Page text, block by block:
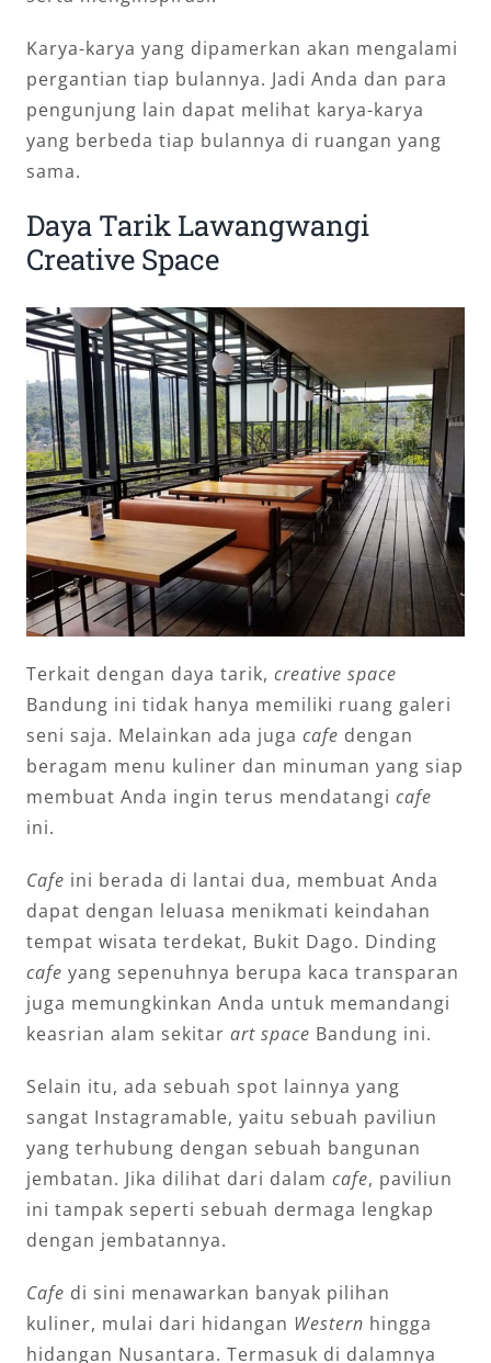
Karya-karya yang dipamerkan akan mengalami
pergantian tiap bulannya. Jadi Anda dan para
pengunjung lain dapat melihat karya-karya
yang berbeda tiap bulannya di ruangan yang
sama.
Daya Tarik Lawangwangi
Creative Space
Terkait dengan daya tarik, creative space
Bandung ini tidak hanya memiliki ruang galeri
seni saja. Melainkan ada juga cafe dengan
beragam menu kuliner dan minuman yang siap
membuat Anda ingin terus mendatangi cafe
ini.
Cafe ini berada di lantai dua, membuat Anda
dapat dengan leluasa menikmati keindahan
tempat wisata terdekat, Bukit Dago. Dinding
cafe yang sepenuhnya berupa kaca transparan
juga memungkinkan Anda untuk memandangi
keasrian alam sekitar art space Bandung ini.
Selain itu, ada sebuah spot lainnya yang
sangat Instagramable, yaitu sebuah paviliun
yang terhubung dengan sebuah bangunan
jembatan. Jika dilihat dari dalam cafe, paviliun
ini tampak seperti sebuah dermaga lengkap
dengan jembatannya.
Cafe di sini menawarkan banyak pilihan
kuliner, mulai dari hidangan Western hingga
hidangan Nusantara. Termasuk di dalamnya